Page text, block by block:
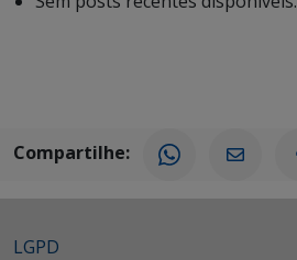
Compartilhe:
LGPD